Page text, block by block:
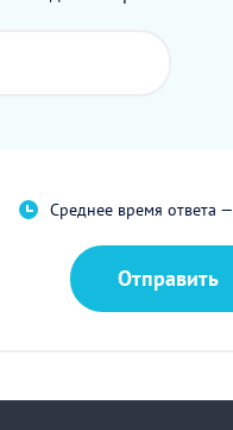
Среднее время ответа —
Отправить